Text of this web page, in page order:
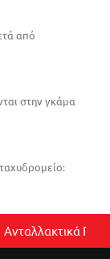
από
στην γκάμα
Ανταλλακτικά